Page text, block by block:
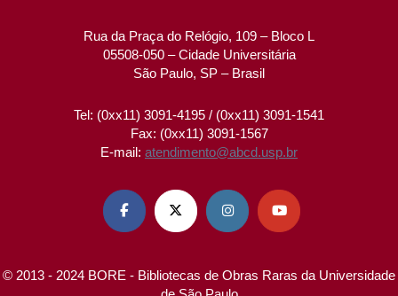
Rua da Praça do Relógio, 109 – Bloco L
05508-050 – Cidade Universitária
São Paulo, SP – Brasil
Tel: (0xx11) 3091-4195 / (0xx11) 3091-1541
Fax: (0xx11) 3091-1567
E-mail: atendimento@abcd.usp.br
   
© 2013 - 2024 BORE - Bibliotecas de Obras Raras da Universidade